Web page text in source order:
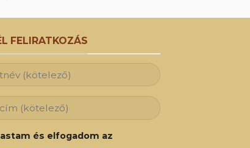
FELIRATKOZÁS
és elfogadom az